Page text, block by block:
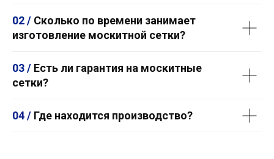
02 / Сколько по времени занимает
изготовление москитной сетки?
03 / Есть ли гарантия на москитные
сетки?
04 / Где находится производство?